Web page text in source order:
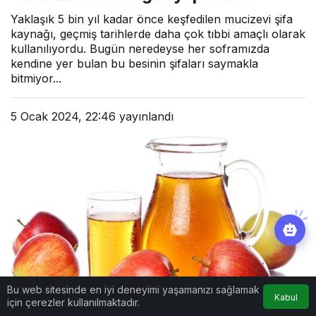
Yaklaşık 5 bin yıl kadar önce keşfedilen mucizevi şifa
kaynağı, geçmiş tarihlerde daha çok tıbbi amaçlı olarak
kullanılıyordu. Bugün neredeyse her soframızda
kendine yer bulan bu besinin şifaları saymakla
bitmiyor...
5 Ocak 2024, 22:46 yayınlandı
Bu web sitesinde en iyi deneyimi yaşamanızı sağlamak
için çerezler kullanılmaktadır.
Kabul